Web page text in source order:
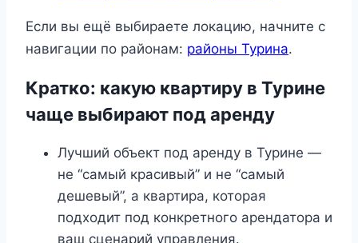
Если вы ещё выбираете локацию, начните с
навигации по районам: районы Турина.
Кратко: какую квартиру в Турине
чаще выбирают под аренду
Лучший объект под аренду в Турине —
не “самый красивый” и не “самый
дешевый”, а квартира, которая
подходит под конкретного арендатора и
ваш сценарий управления.